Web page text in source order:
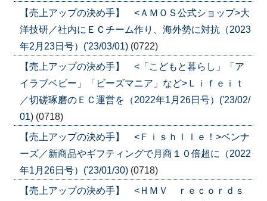
【売上アップの決め手】 <ＡＭＯＳ公式ショップ>大
洋技研／社内にＥＣチーム作り、海外勢に対抗（2023
年2月23日号）('23/03/01) (0722)
【売上アップの決め手】 <「こどもと暮らし」「ア
イラブベビー」「ビーズマニア」など>Ｌｉｆｅｉｔ
／切磋琢磨のＥＣ運営を（2022年1月26日号）('23/02/
01) (0718)
【売上アップの決め手】 <Ｆｉｓｈｌｌｅ！>ベンナ
ーズ／新商品やギフティングで月商１０倍超に（2022
年1月26日号）('23/01/30) (0718)
【売上アップの決め手】 <ＨＭＶ ｒｅｃｏｒｄｓ